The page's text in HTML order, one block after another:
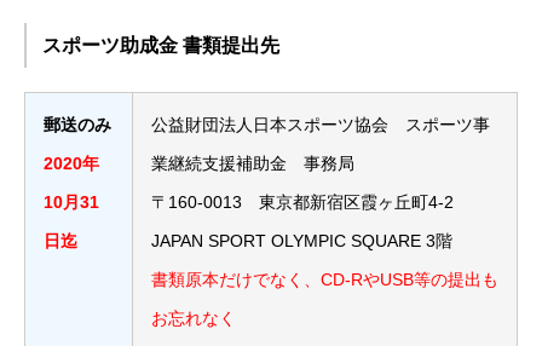
スポーツ助成金 書類提出先
郵送のみ
2020年
10月31
日迄
公益財団法人日本スポーツ協会 スポーツ事
業継続支援補助金 事務局
〒160-0013 東京都新宿区霞ヶ丘町4-2
JAPAN SPORT OLYMPIC SQUARE 3階
書類原本だけでなく、CD-RやUSB等の提出も
お忘れなく